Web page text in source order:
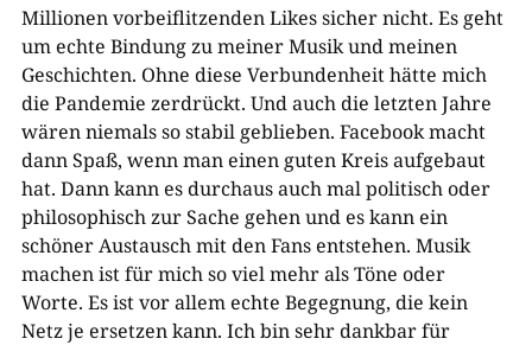
Millionen vorbeiflitzenden Likes sicher nicht. Es geht
um echte Bindung zu meiner Musik und meinen
Geschichten. Ohne diese Verbundenheit hätte mich
die Pandemie zerdrückt. Und auch die letzten Jahre
wären niemals so stabil geblieben. Facebook macht
dann Spaß, wenn man einen guten Kreis aufgebaut
hat. Dann kann es durchaus auch mal politisch oder
philosophisch zur Sache gehen und es kann ein
schöner Austausch mit den Fans entstehen. Musik
machen ist für mich so viel mehr als Töne oder
Worte. Es ist vor allem echte Begegnung, die kein
Netz je ersetzen kann. Ich bin sehr dankbar für